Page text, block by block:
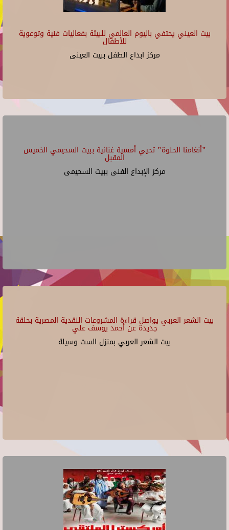
بيت العيني يحتفي باليوم العالمي للبيئة بفعاليات فنية وتوعوية
للأطفال
مركز ابداع الطفل ببيت العينى
"أنغامنا الحلوة" تحيي أمسية غنائية ببيت السحيمي الخميس
المقبل
مركز الإبداع الفنى ببيت السحيمى
بيت الشعر العربي يواصل قراءة المشروعات النقدية المصرية بحلقة
جديدة عن أحمد يوسف علي
بيت الشعر العربي بمنزل الست وسيلة